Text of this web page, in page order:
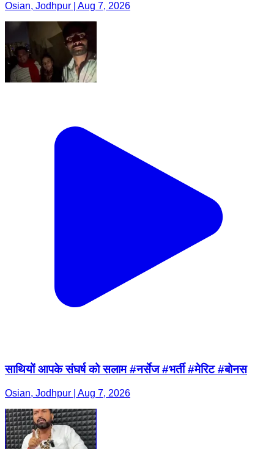
Osian, Jodhpur | Aug 7, 2026
साथियों आपके संघर्ष को सलाम #नर्सेज #भर्ती #मेरिट #बोनस
Osian, Jodhpur | Aug 7, 2026